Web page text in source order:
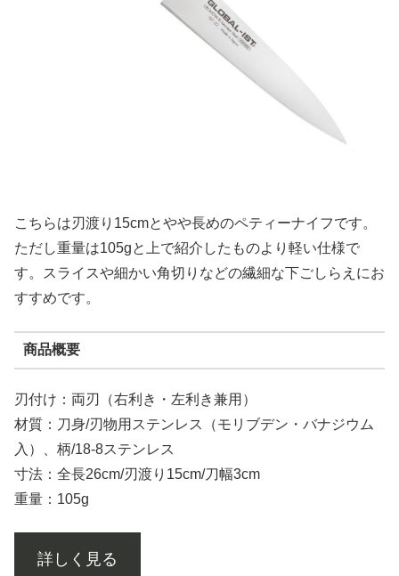
こちらは刃渡り15cmとやや長めのペティーナイフです。
ただし重量は105gと上で紹介したものより軽い仕様で
す。スライスや細かい角切りなどの繊細な下ごしらえにお
すすめです。
商品概要
刃付け：両刃（右利き・左利き兼用）
材質：刀身/刃物用ステンレス（モリブデン・バナジウム
入）、柄/18-8ステンレス
寸法：全長26cm/刃渡り15cm/刀幅3cm
重量：105g
詳しく見る